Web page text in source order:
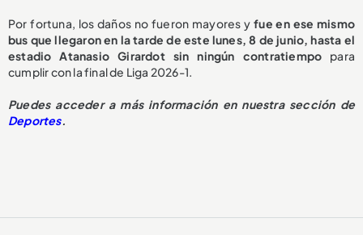
Por fortuna, los daños no fueron mayores yfue en ese mismo
bus que llegaron en la tarde de este lunes, 8 de junio, hasta el
estadio Atanasio Girardot sin ningún contratiempo para
cumplir con la final de Liga 2026-1.
Puedes acceder a más información en nuestra sección de
Deportes.